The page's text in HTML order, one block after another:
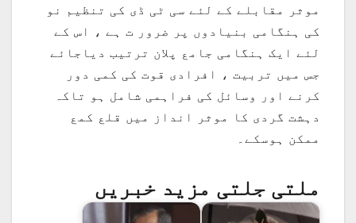
موثر مقابلے کے لئے سی ٹی ڈی کی تنظیم نو
کی ہنگامی بنیادوں پر ضرور ت ہے ، اس کے
لئے ایک ہنگامی جامع پلان ترتیب دیاجائے
جس میں تربیت ، افرادی قوت کی کمی دور
کرنے اور وسائل کی فراہمی شامل ہو تاکہ
دہشت گردی کا موثر انداز میں قلع کمع
ممکن ہوسکے۔
ملتی جلتی مزید خبریں